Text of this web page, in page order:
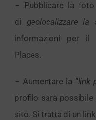
– Pubblicare la
di geolocalizzare la
informazioni per il
Places.
– Aumentare la “link
profilo sarà possibile
sito. Si tratta di un